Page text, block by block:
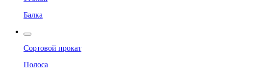
Балка
Сортовой прокат
Полоса